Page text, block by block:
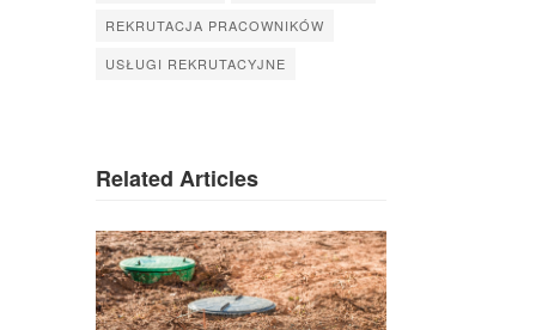
REKRUTACJA PRACOWNIKÓW
USŁUGI REKRUTACYJNE
Related Articles